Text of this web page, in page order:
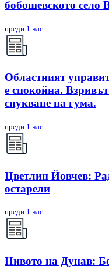
бобошевското село
преди 1 час
Областният
е спокойна.
спукване на гума.
преди 1 час
Цветлин Йовчев:
остарели
преди 1 час
Нивото на Дунав: